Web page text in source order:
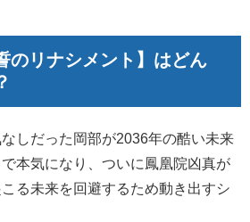
のリナシメント 】はどん
しだった岡部が2036年の酷い未来
本気になり、ついに鳳凰院凶真が
る未来を回避するため動き出すシ